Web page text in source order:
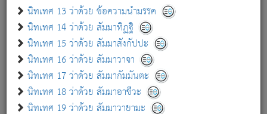
นิทเทศ 13 ว่าด้วย ข้อความนำมรรค
นิทเทศ 14 ว่าด้วย สัมมาทิฏฐิ
นิทเทศ 15 ว่าด้วย สัมมาสังกัปปะ
นิทเทศ 16 ว่าด้วย สัมมาวาจา
นิทเทศ 17 ว่าด้วย สัมมากัมมันตะ
นิทเทศ 18 ว่าด้วย สัมมาอาชีวะ
นิทเทศ 19 ว่าด้วย สัมมาวายามะ
เกี่ยวกับธรรมโฆษณ์ออนไลน์ (Disclaimer)
แม้ระบบ "ธรรมโฆษณ์ออนไลน์" พยายามปรับปรุงข้อมูลให้ถูกต้องมากที่สุด
ผู้ศึกษาก็พึงตรวจสอบกับตัวเล่มหนังสือต้นฉบับ ที่มีการพิมพ์ครั้งล่าสุด
ก่อนนำข้อมูลไปใช้ในการอ้างอิง"
เกี่ยวกับอัตถจารี|เกี่ยวกับการพัฒนา|แจ้งข้อผิดพลาด / แนะนำ